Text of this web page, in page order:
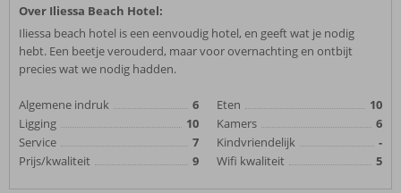
Over Iliessa Beach Hotel:
Iliessa beach hotel is een eenvoudig hotel, en geeft wat je nodig
hebt. Een beetje verouderd, maar voor overnachting en ontbijt
precies wat we nodig hadden.
Algemene indruk
6
Ligging
10
Service
7
Prijs/kwaliteit
9
Eten
10
Kamers
6
Kindvriendelijk
-
Wifi kwaliteit
5